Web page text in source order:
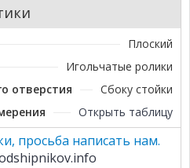
Плоский
Игольчатые ролики
отверстия
Сбоку стойки
Открыть таблицу
просьба написать нам.